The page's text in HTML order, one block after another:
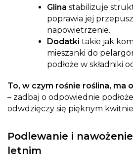
Glina stabilizuje
poprawia jej
napowietrzenie.
Dodatki takie jak
mieszanki do
podłoże w składniki
To, w czym rośnie roślina, ma
– zadbaj o odpowiednie
odwdzięczy się pięknym
Podlewanie i
letnim